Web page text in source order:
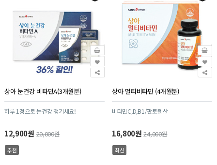
상아 눈건강 비타민A(3개월분)
하루 1정으로 눈건강 챙기세요!
12,900원20,000원
추천
상아 멀티비타민 (4개월분)
비타민C,D,B1/판토텐산
16,800원24,000원
최신